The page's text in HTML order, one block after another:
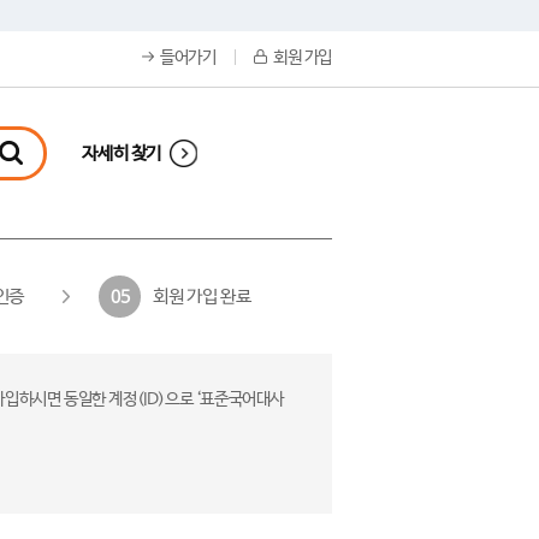
들어가기 회원 가입
자세히 찾기
증 05 회원 가입 완료
하시면 동일한 계정(ID)으로 ‘표준국어대사